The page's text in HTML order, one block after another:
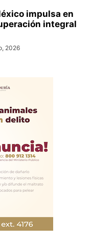
impulsa en
integral
2026